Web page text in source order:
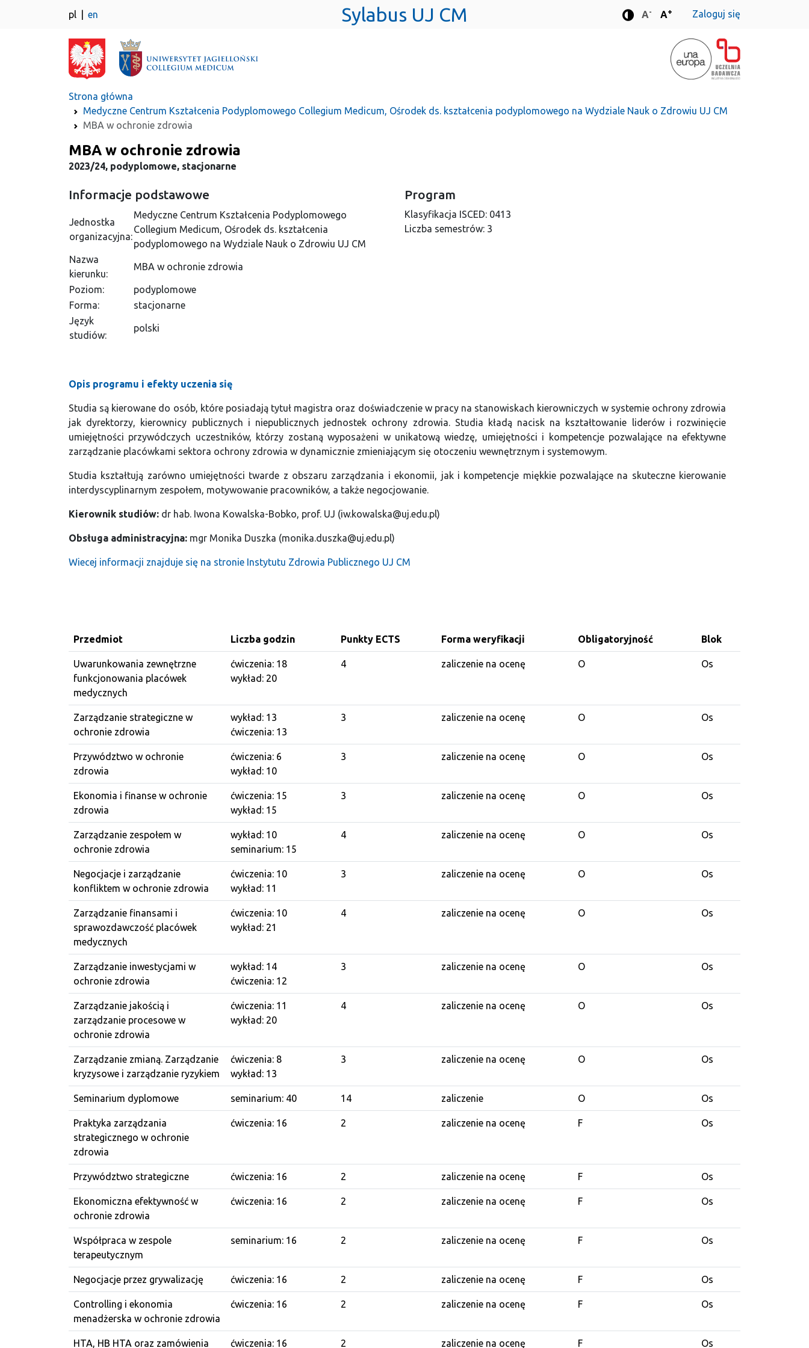
pl en Sylabus UJ CM Standardowa wielkość czcionki
A- Standardowa wielkość czcionki
A+ Zaloguj się
Strona główna
Medyczne Centrum Kształcenia Podyplomowego Collegium Medicum, Ośrodek ds. kształcenia podyplomowego na Wydziale Nauk o Zdrowiu UJ CM
MBA w ochronie zdrowia
Kierunek
MBA w ochronie zdrowia
2023/24, podyplomowe, stacjonarne
Informacje podstawowe
Jednostka
organizacyjna:
Medyczne Centrum Kształcenia Podyplomowego
Collegium Medicum, Ośrodek ds. kształcenia
podyplomowego na Wydziale Nauk o Zdrowiu UJ CM
Nazwa
kierunku:
MBA w ochronie zdrowia
Poziom:
podyplomowe
Forma:
stacjonarne
Język
studiów:
polski
Program
Klasyfikacja ISCED: 0413
Liczba semestrów: 3
Opis programu i efekty uczenia się
Studia są kierowane do osób, które posiadają tytuł magistra oraz doświadczenie w pracy na stanowiskach kierowniczych w systemie ochrony zdrowia
jak dyrektorzy, kierownicy publicznych i niepublicznych jednostek ochrony zdrowia. Studia kładą nacisk na kształtowanie liderów i rozwinięcie
umiejętności przywódczych uczestników, którzy zostaną wyposażeni w unikatową wiedzę, umiejętności i kompetencje pozwalające na efektywne
zarządzanie placówkami sektora ochrony zdrowia w dynamicznie zmieniającym się otoczeniu wewnętrznym i systemowym.
Studia kształtują zarówno umiejętności twarde z obszaru zarządzania i ekonomii, jak i kompetencje miękkie pozwalające na skuteczne kierowanie
interdyscyplinarnym zespołem, motywowanie pracowników, a także negocjowanie.
Kierownik studiów: dr hab. Iwona Kowalska-Bobko, prof. UJ (iw.kowalska@uj.edu.pl)
Obsługa administracyjna: mgr Monika Duszka (monika.duszka@uj.edu.pl)
Wiecej informacji znajduje się na stronie Instytutu Zdrowia Publicznego UJ CM
Przedmiot Liczba godzin Punkty ECTS Forma weryfikacji Obligatoryjność Blok
Uwarunkowania zewnętrzne
funkcjonowania placówek
medycznych
ćwiczenia: 18
wykład: 20
4 zaliczenie na ocenę O Os
Zarządzanie strategiczne w
ochronie zdrowia
wykład: 13
ćwiczenia: 13
3 zaliczenie na ocenę O Os
Przywództwo w ochronie
zdrowia
ćwiczenia: 6
wykład: 10
3 zaliczenie na ocenę O Os
Ekonomia i finanse w ochronie
zdrowia
ćwiczenia: 15
wykład: 15
3 zaliczenie na ocenę O Os
Zarządzanie zespołem w
ochronie zdrowia
wykład: 10
seminarium: 15
4 zaliczenie na ocenę O Os
Negocjacje i zarządzanie
konfliktem w ochronie zdrowia
ćwiczenia: 10
wykład: 11
3 zaliczenie na ocenę O Os
Zarządzanie finansami i
sprawozdawczość placówek
medycznych
ćwiczenia: 10
wykład: 21
4 zaliczenie na ocenę O Os
Zarządzanie inwestycjami w
ochronie zdrowia
wykład: 14
ćwiczenia: 12
3 zaliczenie na ocenę O Os
Zarządzanie jakością i
zarządzanie procesowe w
ochronie zdrowia
ćwiczenia: 11
wykład: 20
4 zaliczenie na ocenę O Os
Zarządzanie zmianą. Zarządzanie
kryzysowe i zarządzanie ryzykiem
ćwiczenia: 8
wykład: 13
3 zaliczenie na ocenę O Os
Seminarium dyplomowe seminarium: 40 14 zaliczenie O Os
Praktyka zarządzania
strategicznego w ochronie
zdrowia
ćwiczenia: 16 2 zaliczenie na ocenę F Os
Przywództwo strategiczne ćwiczenia: 16 2 zaliczenie na ocenę F Os
Ekonomiczna efektywność w
ochronie zdrowia
ćwiczenia: 16 2 zaliczenie na ocenę F Os
Współpraca w zespole
terapeutycznym
seminarium: 16 2 zaliczenie na ocenę F Os
Negocjacje przez grywalizację ćwiczenia: 16 2 zaliczenie na ocenę F Os
Controlling i ekonomia
menadżerska w ochronie zdrowia
ćwiczenia: 16 2 zaliczenie na ocenę F Os
HTA, HB HTA oraz zamówienia
ćwiczenia: 16 2 zaliczenie na ocenę F Os